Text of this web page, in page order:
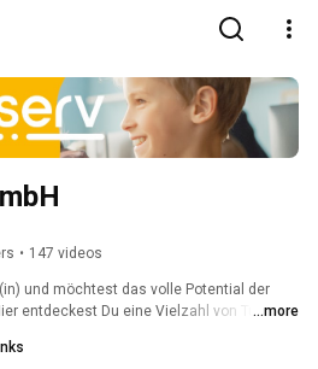
• 147 videos
und möchtest das volle Potential der
entdeckest Du eine Vielzahl von Tutorials
...more